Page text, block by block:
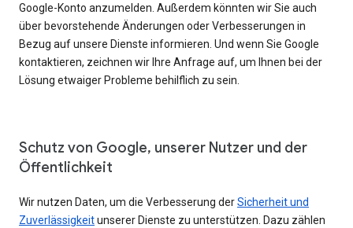
Google-Konto anzumelden. Außerdem könnten wir Sie auch
über bevorstehende Änderungen oder Verbesserungen in
Bezug auf unsere Dienste informieren. Und wenn Sie Google
kontaktieren, zeichnen wir Ihre Anfrage auf, um Ihnen bei der
Lösung etwaiger Probleme behilflich zu sein.
Schutz von Google, unserer Nutzer und der
Öffentlichkeit
Wir nutzen Daten, um die Verbesserung derSicherheit und
Zuverlässigkeitunserer Dienste zu unterstützen. Dazu zählen